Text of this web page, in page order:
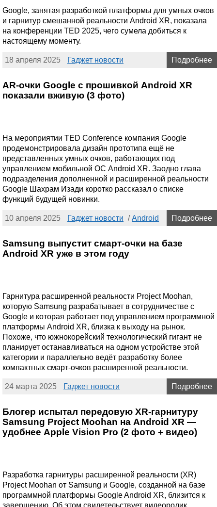
Google, занятая разработкой платформы для умных очков
и гарнитур смешанной реальности Android XR, показала
на конференции TED 2025, чего сумела добиться к
настоящему моменту.
18 апреля 2025 Гаджет новости Подробнее
AR-очки Google с прошивкой Android XR
показали вживую (3 фото)
На мероприятии TED Conference компания Google
продемонстрировала дизайн прототипа ещё не
представленных умных очков, работающих под
управлением мобильной ОС Android XR. Заодно глава
подразделения дополненной и расширенной реальности
Google Шахрам Изади коротко рассказал о списке
функций будущей новинки.
10 апреля 2025 Гаджет новости /Android Подробнее
Samsung выпустит смарт-очки на базе
Android XR уже в этом году
Гарнитура расширенной реальности Project Moohan,
которую Samsung разрабатывает в сотрудничестве с
Google и которая работает под управлением программной
платформы Android XR, близка к выходу на рынок.
Похоже, что южнокорейский технологический гигант не
планирует останавливаться на одном устройстве этой
категории и параллельно ведёт разработку более
компактных смарт-очков расширенной реальности.
24 марта 2025 Гаджет новости Подробнее
Блогер испытал передовую XR-гарнитуру
Samsung Project Moohan на Android XR —
удобнее Apple Vision Pro (2 фото + видео)
Разработка гарнитуры расширенной реальности (XR)
Project Moohan от Samsung и Google, созданной на базе
программной платформы Google Android XR, близится к
завершению. Об этом свидетельствует видеоролик